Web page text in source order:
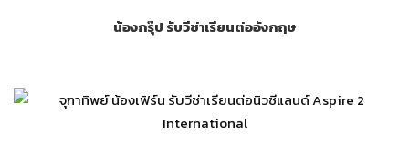
น้องกรุ๊ป รับวีซ่าเรียนต่ออังกฤษ